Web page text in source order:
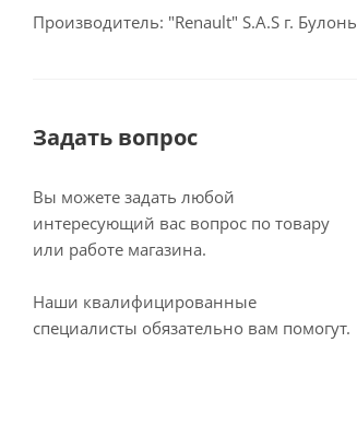
Производитель: "Renault" S.A.S г. Булонь
Задать вопрос
Вы можете задать любой
интересующий вас вопрос по товару
или работе магазина.
Наши квалифицированные
специалисты обязательно вам помогут.